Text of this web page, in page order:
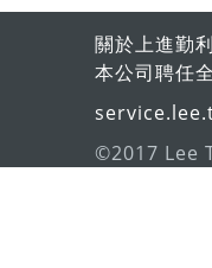
關於上進勤利
本公司聘任
©2017 Lee